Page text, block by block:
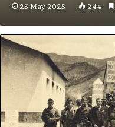
25 May 2025 244